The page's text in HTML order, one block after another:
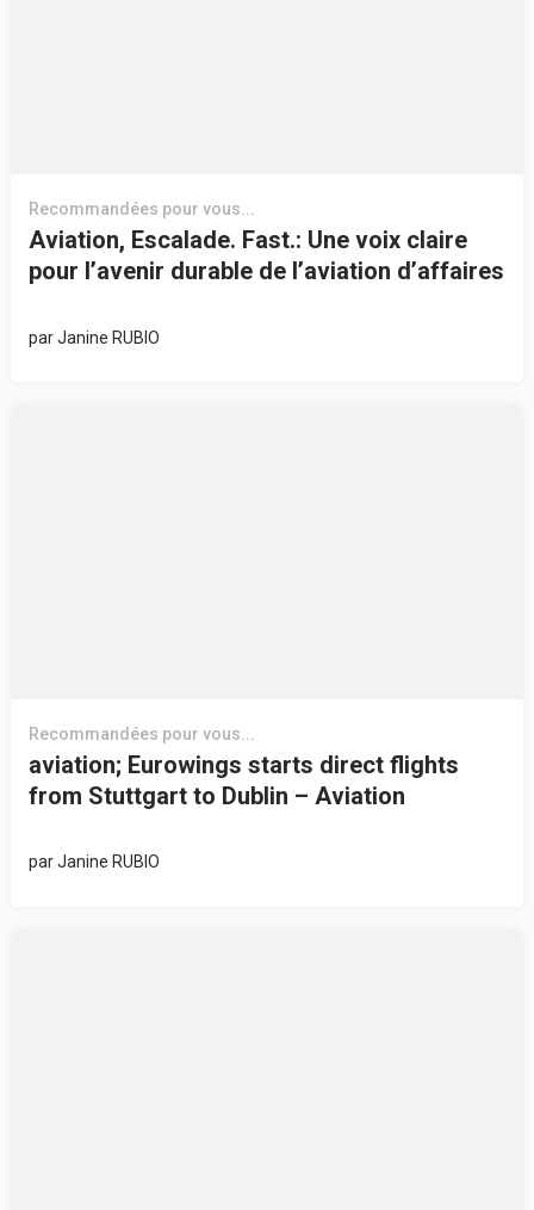
Recommandées pour vous...
Aviation, Escalade. Fast.: Une voix claire
pour l’avenir durable de l’aviation d’affaires
parJanine RUBIO
Recommandées pour vous...
aviation; Eurowings starts direct flights
from Stuttgart to Dublin – Aviation
parJanine RUBIO